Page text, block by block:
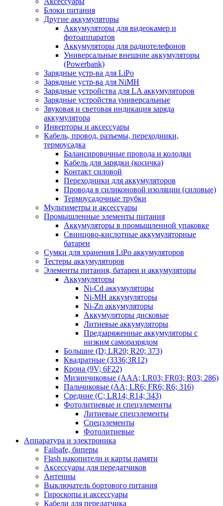
Блоки питания
Другие аккумуляторы
Аккумуляторы для видеокамер и
фотоаппаратов
Аккумуляторы для радиотелефонов
Универсальные внешние аккумуляторы
(Powerbank)
Зарядные устр-ва для LiPo
Зарядные устр-ва для NiMH
Зарядные устройства для LA аккумуляторов
Зарядные устройства универсальные
Звуковая и световая индикация заряда
аккумулятора
Инверторы и аксессуары
Кабель, провод, разъемы, переходники,
термоусадка
Балансировочные провода и колодки
Кабель для зарядки (косичка)
Контакт силовой
Переходники для аккумуляторов
Провода в силиконовой изоляции (силовые)
Термоусадочные трубки
Мультиметры и аксессуары
Промышленные элементы питания
Аккумуляторы в промышленной упаковке
Свинцово-кислотные аккумуляторные
батареи
Сумки для хранения LiPo аккумуляторов
Тестеры аккумуляторов
Элементы питания, батареи и аккумуляторы
Аккумуляторы
Ni-Cd аккумуляторы
Ni-MH аккумуляторы
Ni-Zn аккумуляторы
Аккумуляторы дисковые
Литиевые аккумуляторы
Предзаряженные аккумуляторы с
низким саморазрядом
Большие (D; LR20; R20; 373)
Квадратные (3336;3R12)
Крона (9V; 6F22)
Мизинчиковые (AAA; LR03; FR03; R03; 286)
Пальчиковые (AA; LR6; FR6; R6; 316)
Средние (C; LR14; R14; 343)
Фотолитиевые и спецэлементы
Литиевые спецэлементы
Спецэлементы
Фотолитиевые
Аппаратура и электроника
Failsafe, биперы
Flash накопители и карты памяти
Аксессуары для передатчиков
Антенны
Выключатель бортового питания
Гироскопы и аксессуары
Кабели для передатчика